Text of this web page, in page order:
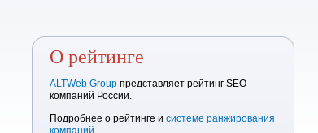
О рейтинге
ALTWeb Group представляет рейтинг SEO-
компаний России.
Подробнее о рейтинге и системе ранжирования
компаний.